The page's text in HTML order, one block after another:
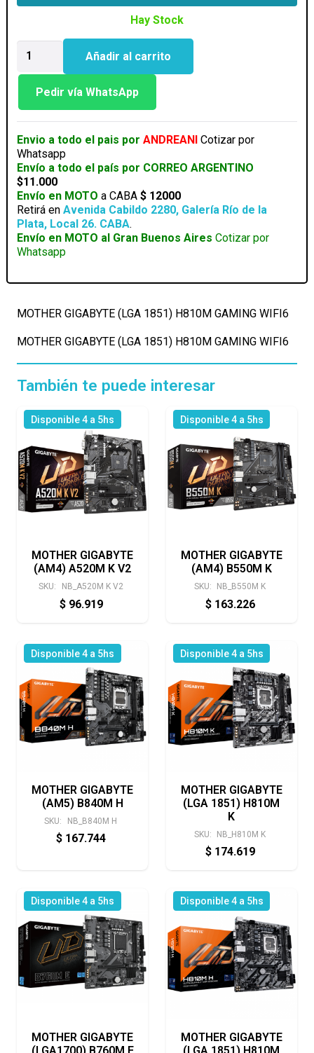
Hay Stock
GIGABYTE
(LGA
1851)
cantidad
Añadir al carrito
Pedir vía WhatsApp
Envio a todo el pais por ANDREANI Cotizar por
Whatsapp
Envío a todo el país por CORREO ARGENTINO
$11.000
Envío en MOTO a CABA$ 12000
Retirá enAvenida Cabildo 2280, Galería Río de la
Plata, Local 26. CABA.
Envío en MOTO al Gran Buenos Aires Cotizar por
Whatsapp
MOTHER GIGABYTE (LGA 1851) H810M GAMING WIFI6
MOTHER GIGABYTE (LGA 1851) H810M GAMING WIFI6
También te puede interesar
Disponible 4 a 5hs
MOTHER GIGABYTE
(AM4) A520M K V2
SKU: NB_A520M K V2
$ 96.919
Disponible 4 a 5hs
MOTHER GIGABYTE
(AM4) B550M K
SKU: NB_B550M K
$ 163.226
Disponible 4 a 5hs
MOTHER GIGABYTE
(AM5) B840M H
SKU: NB_B840M H
$ 167.744
Disponible 4 a 5hs
MOTHER GIGABYTE
(LGA 1851) H810M
K
SKU: NB_H810M K
$ 174.619
Disponible 4 a 5hs
MOTHER GIGABYTE
Disponible 4 a 5hs
MOTHER GIGABYTE